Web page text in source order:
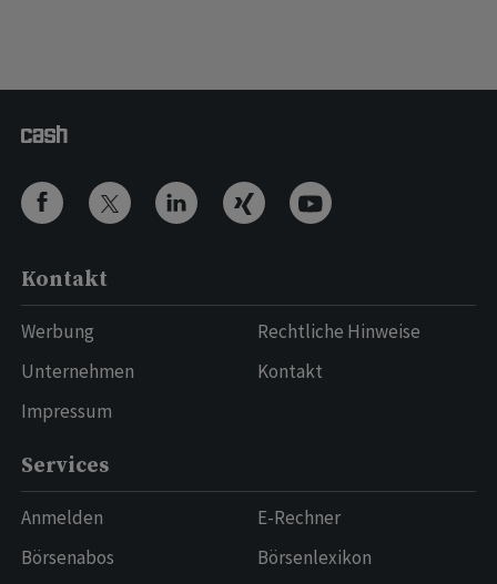
Kontakt
Werbung
Unternehmen
Impressum
Rechtliche Hinweise
Kontakt
Services
Anmelden
Börsenabos
E-Rechner
Börsenlexikon